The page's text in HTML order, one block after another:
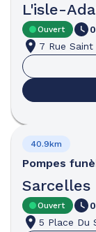
L'isle-
Ouvert
7 Rue Saint
Pompes
Sarcelles
40.9km
Ouvert
5 Place Du